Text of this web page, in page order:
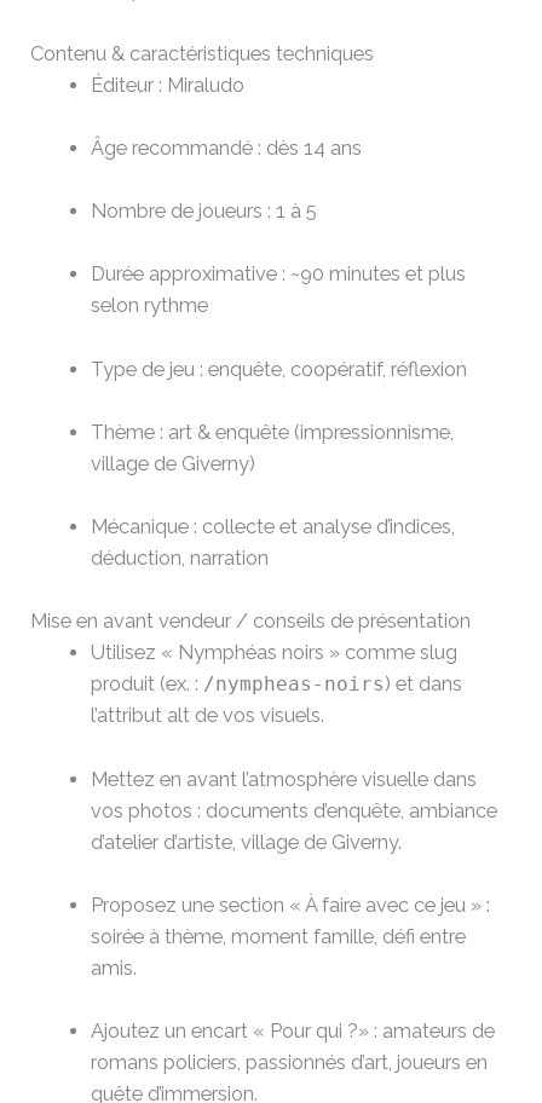
Contenu & caractéristiques techniques
Éditeur : Miraludo
Âge recommandé : dès 14 ans
Nombre de joueurs : 1 à 5
Durée approximative : ~90 minutes et plus
selon rythme
Type de jeu : enquête, coopératif, réflexion
Thème : art & enquête (impressionnisme,
village de Giverny)
Mécanique : collecte et analyse d’indices,
déduction, narration
Mise en avant vendeur / conseils de présentation
Utilisez « Nymphéas noirs » comme slug
produit (ex. : /nympheas-noirs) et dans
l’attribut alt de vos visuels.
Mettez en avant l’atmosphère visuelle dans
vos photos : documents d’enquête, ambiance
d’atelier d’artiste, village de Giverny.
Proposez une section « À faire avec ce jeu » :
soirée à thème, moment famille, défi entre
amis.
Ajoutez un encart « Pour qui ?» : amateurs de
romans policiers, passionnés d’art, joueurs en
quête d’immersion.